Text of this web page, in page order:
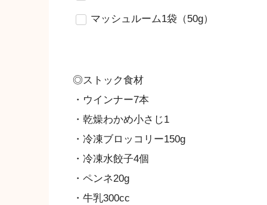
マッシュルーム1袋（50g）
◎ストック食材
・ウインナー7本
・乾燥わかめ小さじ1
・冷凍ブロッコリー150g
・冷凍水餃子4個
・ペンネ20g
・牛乳300cc